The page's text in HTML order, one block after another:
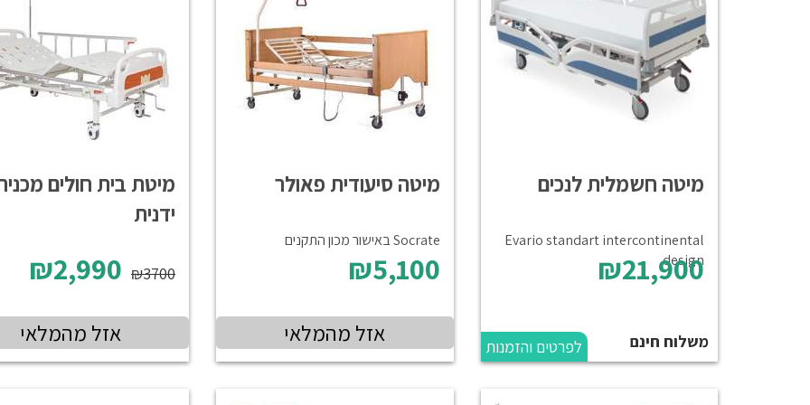
מיטה חשמלית לנכים
Evario standart intercontinental
design
₪21,900
משלוח חינם לפרטים והזמנות
מיטה סיעודית פאולר
Socrate באישור מכון התקנים
₪5,100
אזל מהמלאי
מיטת בית חולים
ידנית
₪2,990 ₪3700
אזל מהמלאי